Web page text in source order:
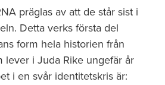
präglas av att de står sist i
Detta verks första del
form hela historien från
lever i Juda Rike ungefär år
i en svår identitetskris är: